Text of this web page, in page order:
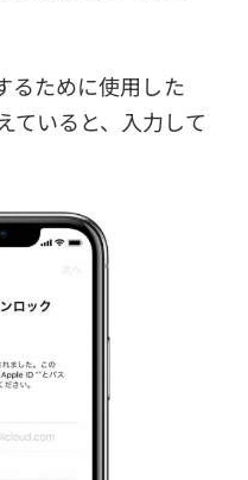
るために使用した
ていると、入力して